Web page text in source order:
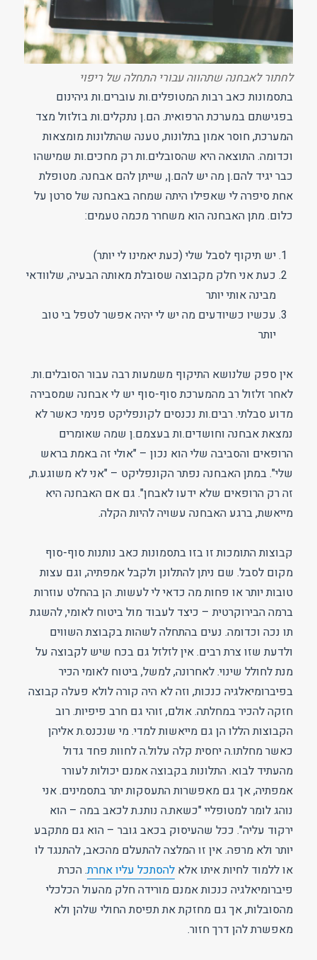
לחתור לאבחנה שתהווה עבורי התחלה של ריפוי
בתסמונות כאב רבות המטופלים.ות עוברים.ות גיהינום
בפגישתם במערכת הרפואית. הם.ן נתקלים.ות בזלזול מצד
המערכת, חוסר אמון בתלונות, טענה שהתלונות מומצאות
וכדומה. התוצאה היא שהסובלים.ות רק מחכים.ות שמישהו
כבר יגיד להם.ן מה יש להם.ן, שייתן להם אבחנה. מטופלת
אחת סיפרה לי שאפילו היתה שמחה באבחנה של סרטן על
כלום. מתן האבחנה הוא משחרר מכמה טעמים:
יש תיקוף לסבל שלי (כעת יאמינו לי יותר)
כעת אני חלק מקבוצה שסובלת מאותה הבעיה, שלוודאי
מבינה אותי יותר
עכשיו כשיודעים מה יש לי יהיה אפשר לטפל בי טוב
יותר
אין ספק שלנושא התיקוף משמעות רבה עבור הסובלים.ות.
לאחר זלזול רב מהמערכת סוף-סוף יש לי אבחנה שמסבירה
מדוע סבלתי. רבים.ות נכנסים לקונפליקט פנימי כאשר לא
נמצאת אבחנה וחושדים.ות בעצמם.ן שמה שאומרים
הרופאים והסביבה שלי הוא נכון – "אולי זה באמת בראש
שלי". במתן האבחנה נפתר הקונפליקט – "אני לא משוגע.ת,
זה רק הרופאים שלא ידעו לאבחן". גם אם האבחנה היא
מייאשת, ברגע האבחנה עשויה להיות הקלה.
קבוצות התומכות זו בזו בתסמונות כאב נותנות סוף-סוף
מקום לסבל. שם ניתן להתלונן ולקבל אמפתיה, וגם עצות
טובות יותר או פחות מה כדאי לי לעשות. הן בהחלט עוזרות
ברמה הבירוקרטית – כיצד לעבוד מול ביטוח לאומי, להשגת
תו נכה וכדומה. נעים בהתחלה לשהות בקבוצת השווים
ולדעת שזו צרת רבים. אין לזלזל גם בכח שיש לקבוצה על
מנת לחולל שינוי. לאחרונה, למשל, ביטוח לאומי הכיר
בפיברומיאלגיה כנכות, וזה לא היה קורה לולא פעלה קבוצה
חזקה להכיר במחלתה. אולם, זוהי גם חרב פיפיות. רוב
הקבוצות הללו הן גם מייאשות למדי. מי שנכנס.ת אליהן
כאשר מחלתו.ה יחסית קלה עלול.ה לחוות פחד גדול
מהעתיד לבוא. התלונות בקבוצה אמנם יכולות לעורר
אמפתיה, אך גם מאפשרות התעסקות יתר בתסמינים. אני
נוהג לומר למטופליי "כשאת.ה נותנ.ת לכאב במה – הוא
ירקוד עליה". ככל שהעיסוק בכאב גובר – הוא גם מתקבע
יותר ולא מרפה. אין זו המלצה להתעלם מהכאב, להתנגד לו
או ללמוד לחיות איתו אלאלהסתכל עליו אחרת. הכרת
פיברומיאלגיה כנכות אמנם מורידה חלק מהעול הכלכלי
מהסובלות, אך גם מחזקת את תפיסת החולי שלהן ולא
מאפשרת להן דרך חזור.